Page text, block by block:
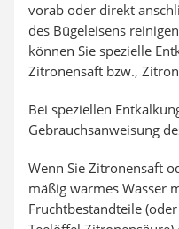
vorab oder direkt
des Bügeleisens
können Sie spezielle
Zitronensaft bzw.,
Bei speziellen
Gebrauchsanweisung
Wenn Sie Zitronensaft
mäßig warmes Wasser
Fruchtbestandteile